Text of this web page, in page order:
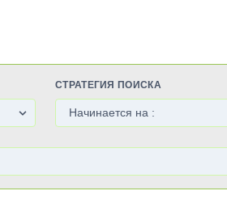
СТРАТЕГИЯ ПОИСКА